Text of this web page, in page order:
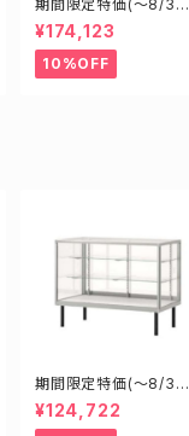
期間限定特価(～8/31)
H15608S W1500D6
00H1800mm 新型業
務用ガラスケース ショ
ーケース
¥174,123
10%OFF
期間限定特価(～8/31)
H18600S W1800D6
00H900mm 新型業務
¥124,722